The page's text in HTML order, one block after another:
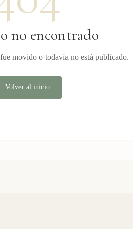
no encontrado
movido o todavía no está publicado.
Volver al inicio